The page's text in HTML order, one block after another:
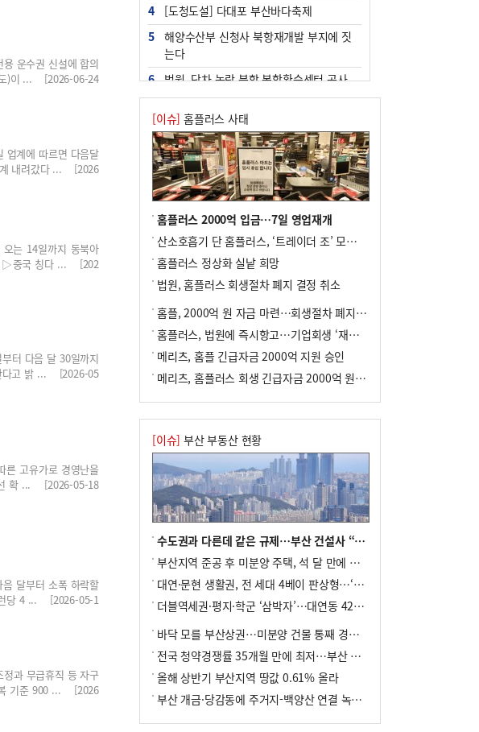
운수권 신설에 합의
도)이 ... [2026-06-24
업계에 따르면 다음달
계 내려갔다 ... [2026
는 14일까지 동북아
▷중국 칭다 ... [202
터 다음 달 30일까지
다고 밝 ... [2026-05
른 고유가로 경영난을
선 확 ... [2026-05-18
달부터 소폭 하락할
런당 4 ... [2026-05-1
과 무급휴직 등 자구
복 기준 900 ... [2026
4
[도청도설] 다대포 부산바다축제
5
해양수산부 신청사 북항재개발 부지에 짓
는다
6
법원, 단차 논란 북항 복합환승센터 공사
중지 관련 현장검증
7
지역 상권도 말라죽을 판이라…가뭄 속 밀
양물축제 강행 논란
8
통영시민 추석 전 35만 원 받는다
9
부산 철강공장 50대 노동자 추락사
10 국힘 부산시당, ‘정이한 조력’ 시의원 윤리
위에…‘한동훈 지지’도 신고접수
[이슈] 홈플러스 사태
홈플러스 2000억 입금…7일 영업재개
산소호흡기 단 홈플러스, ‘트레이더 조’ 모델로 살아날까
홈플러스 정상화 실낱 희망
법원, 홈플러스 회생절차 폐지 결정 취소
홈플, 2000억 원 자금 마련…회생절차 폐지에 즉시항고(종합)
홈플러스, 법원에 즉시항고…기업회생 ‘재도전’
메리츠, 홈플 긴급자금 2000억 지원 승인
메리츠, 홈플러스 회생 긴급자금 2000억 원 지원 승인
[이슈] 부산 부동산 현황
수도권과 다른데 같은 규제…부산 건설사 “쓰러지기 직전”
부산지역 준공 후 미분양 주택, 석 달 만에 다시 3000가구 넘어서
대연·문현 생활권, 전 세대 4베이 판상형…‘더샵 트리센트’ 내달 분양
더블역세권·평지·학군 ‘삼박자’…대연동 42층 브랜드 단지
바닥 모를 부산상권…미분양 건물 통째 경매도
전국 청약경쟁률 35개월 만에 최저…부산 미분양 ‘적체’ 심화
올해 상반기 부산지역 땅값 0.61% 올라
부산 개금·당감동에 주거지-백양산 연결 녹지 조성